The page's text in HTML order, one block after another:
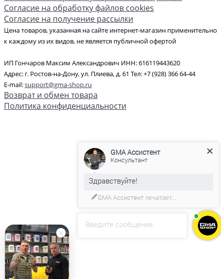
Согласие на обработку файлов cookies
Согласие на получение рассылки
Цена товаров, указанная на сайте интернет-магазин применительно
к каждому из их видов, не является публичной офертой
ИП Гончаров Максим Александрович ИНН: 616119443620
Адрес: г. Ростов-на-Дону, ул. Плиева, д. 61 Тел: +7 (928) 366 64-44
E-mail:support@gma-shop.ru
Возврат и обмен товара
Политика конфиденциальности
Введите сообщение
GMA Ассистент
Консультант
GMA Ассистент печатает...